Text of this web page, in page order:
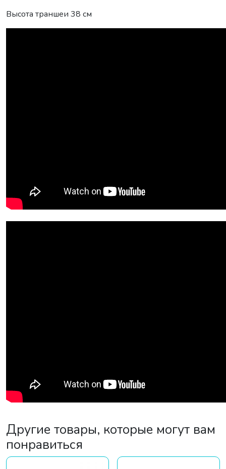
Высота траншеи 38 см
Другие товары, которые могут вам
понравиться